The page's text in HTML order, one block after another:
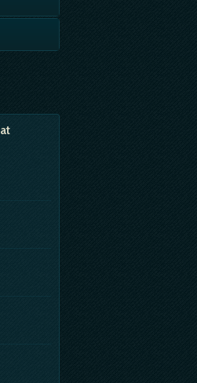
ocupat
~ Telefon
~ Noroi